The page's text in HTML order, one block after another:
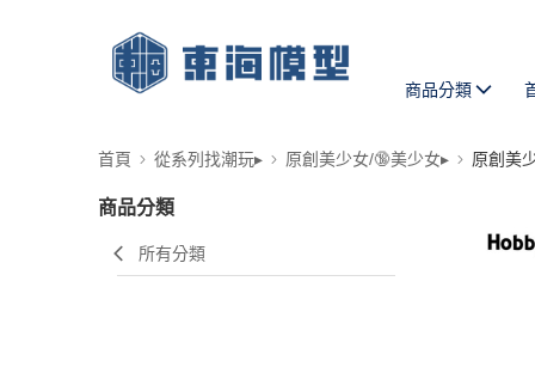
商品分類
首頁 從系列找潮玩▸ 原創美少女/🔞美少女▸ 原創美
商品分類
所有分類